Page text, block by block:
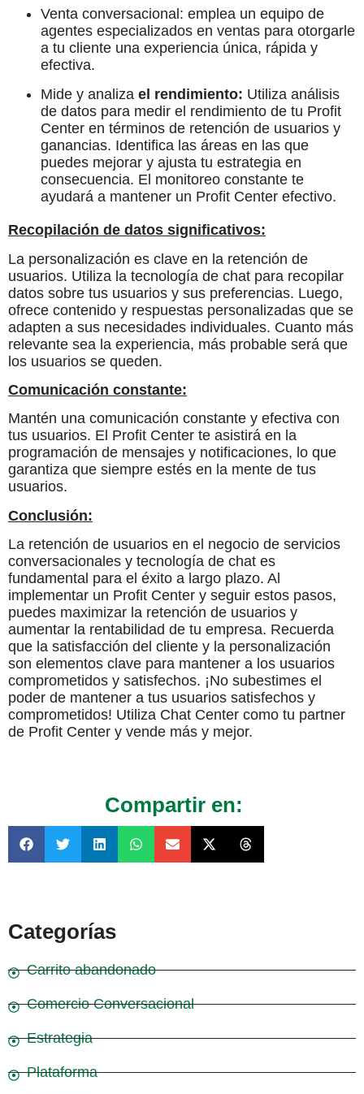
Venta conversacional: emplea un equipo de
agentes especializados en ventas para otorgarle
a tu cliente una experiencia única, rápida y
efectiva.
Mide y analiza el rendimiento: Utiliza análisis
de datos para medir el rendimiento de tu Profit
Center en términos de retención de usuarios y
ganancias. Identifica las áreas en las que
puedes mejorar y ajusta tu estrategia en
consecuencia. El monitoreo constante te
ayudará a mantener un Profit Center efectivo.
Recopilación de datos significativos:
La personalización es clave en la retención de
usuarios. Utiliza la tecnología de chat para recopilar
datos sobre tus usuarios y sus preferencias. Luego,
ofrece contenido y respuestas personalizadas que se
adapten a sus necesidades individuales. Cuanto más
relevante sea la experiencia, más probable será que
los usuarios se queden.
Comunicación constante:
Mantén una comunicación constante y efectiva con
tus usuarios. El Profit Center te asistirá en la
programación de mensajes y notificaciones, lo que
garantiza que siempre estés en la mente de tus
usuarios.
Conclusión:
La retención de usuarios en el negocio de servicios
conversacionales y tecnología de chat es
fundamental para el éxito a largo plazo. Al
implementar un Profit Center y seguir estos pasos,
puedes maximizar la retención de usuarios y
aumentar la rentabilidad de tu empresa. Recuerda
que la satisfacción del cliente y la personalización
son elementos clave para mantener a los usuarios
comprometidos y satisfechos. ¡No subestimes el
poder de mantener a tus usuarios satisfechos y
comprometidos! Utiliza Chat Center como tu partner
de Profit Center y vende más y mejor.
Compartir en:
Categorías
Carrito abandonado
Comercio Conversacional
Estrategia
Plataforma